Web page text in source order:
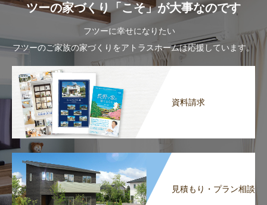
ツーの家づくり「こそ」が大事なのです
フツーに幸せになりたい
フツーのご家族の家づくりをアトラスホームは応援しています。
資料請求
見積もり・プラン相談